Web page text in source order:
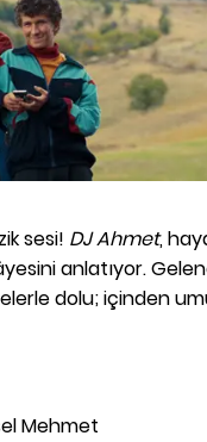
sesi! DJ Ahmet,
anlatıyor.
dolu; içinden
Mehmet